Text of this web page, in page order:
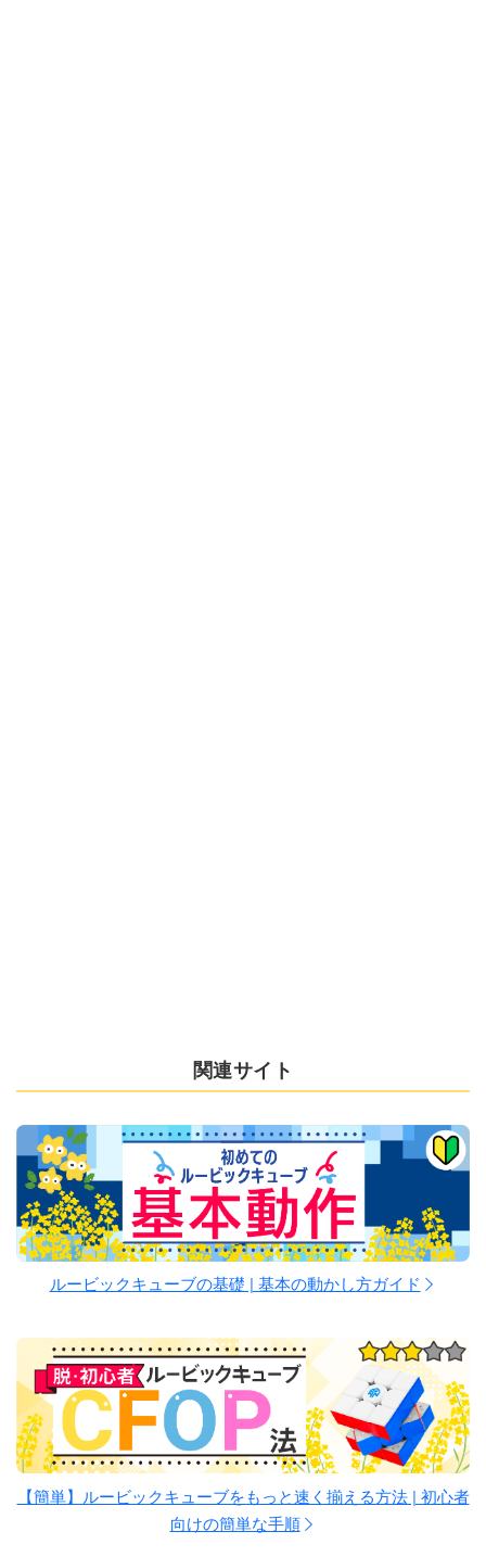
関連サイト
ルービックキューブの基礎 | 基本の動かし方ガイド
【簡単】ルービックキューブをもっと速く揃える方法 | 初心者
向けの簡単な手順